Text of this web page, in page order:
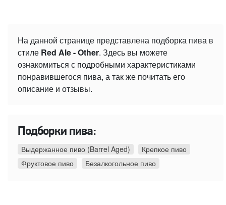
На данной странице представлена подборка пива в
стиле Red Ale - Other. Здесь вы можете
ознакомиться с подробными характеристиками
понравившегося пива, а так же почитать его
описание и отзывы.
Подборки пива:
Выдержанное пиво (Barrel Aged)
Крепкое пиво
Фруктовое пиво
Безалкогольное пиво